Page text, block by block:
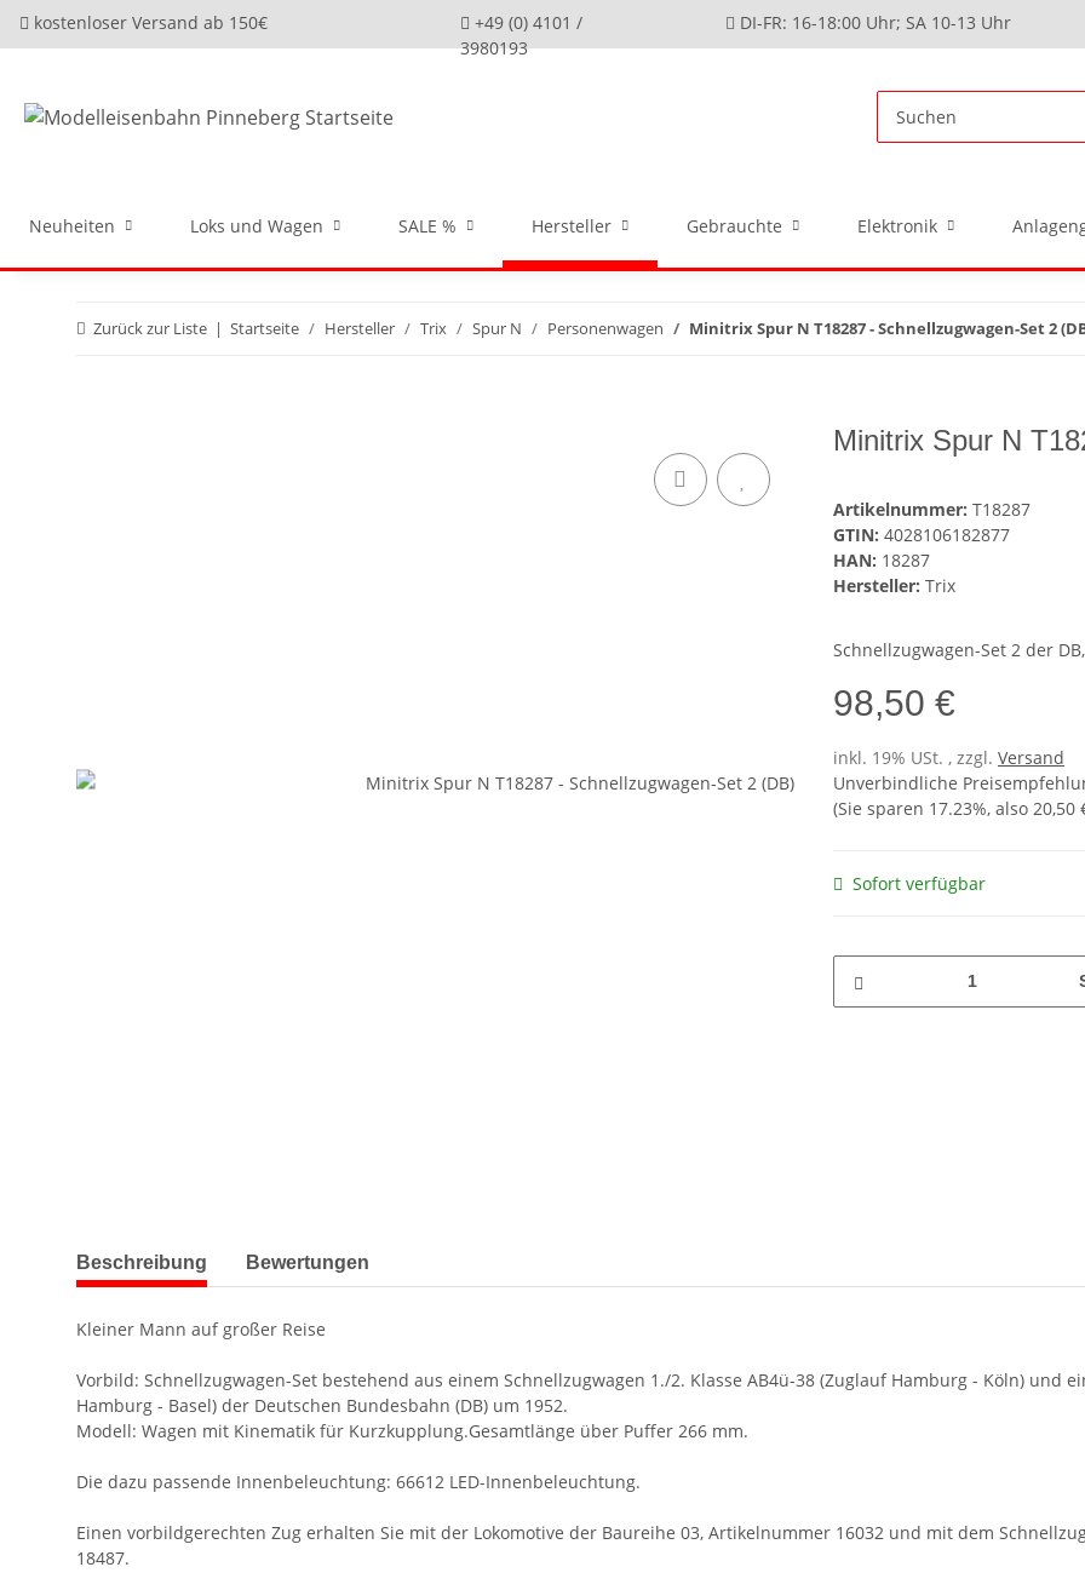
kostenloser Versand ab 150€
+49 (0) 4101 /
3980193
DI-FR: 16-18:00 Uhr; SA 10-13 Uhr
Neuheiten Loks und Wagen SALE % Hersteller Gebrauchte Elektronik
Zurück zur Liste Startseite Hersteller Trix Spur N Personenwagen Minitrix Spur N T18287 - Schnellzugwagen-Set 2
Minitrix Spur N
Artikelnummer: T18287
GTIN: 4028106182877
HAN: 18287
Hersteller: Trix
Schnellzugwagen-Set 2 der
98,50 €
inkl. 19% USt. , zzgl. Versand
Unverbindliche
(Sie sparen 17.23%, also 20,50
Sofort verfügbar
weitere Registerkarten anzeigen
Beschreibung Bewertungen
Kleiner Mann auf großer Reise
Vorbild: Schnellzugwagen-Set bestehend aus einem Schnellzugwagen 1./2. Klasse AB4ü-38 (Zuglauf Hamburg - Köln) und
Hamburg - Basel) der Deutschen Bundesbahn (DB) um 1952.
Modell: Wagen mit Kinematik für Kurzkupplung.Gesamtlänge über Puffer 266 mm.
Die dazu passende Innenbeleuchtung: 66612 LED-Innenbeleuchtung.
Einen vorbildgerechten Zug erhalten Sie mit der Lokomotive der Baureihe 03, Artikelnummer 16032 und mit dem
18487.